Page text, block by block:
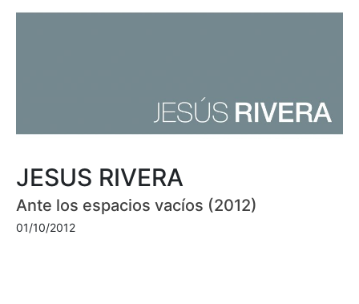
JESUS RIVERA
Ante los espacios vacíos (2012)
01/10/2012